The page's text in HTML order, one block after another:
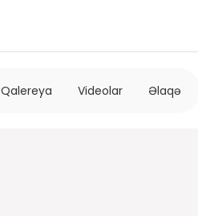
Qalereya Videolar Əlaqə